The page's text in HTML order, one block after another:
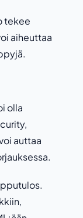
tekee
aiheuttaa
olla
auttaa